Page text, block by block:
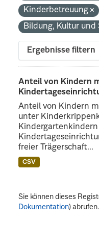
Kinderbetreuung
Bildung, Kultur
Ergebnisse filtern
Anteil von Kindern
Anteil von Kindern
unter
freier Trägerschaft...
CSV
Sie können dieses
Dokumentation) abrufen.